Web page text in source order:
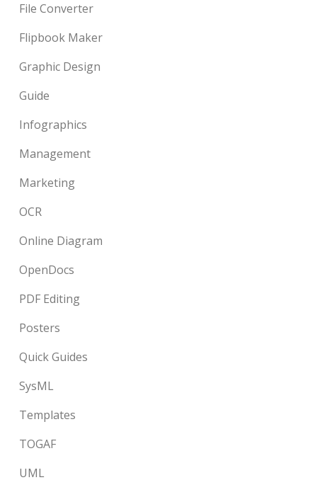
File Converter
Flipbook Maker
Graphic Design
Guide
Infographics
Management
Marketing
OCR
Online Diagram
OpenDocs
PDF Editing
Posters
Quick Guides
SysML
Templates
TOGAF
UML